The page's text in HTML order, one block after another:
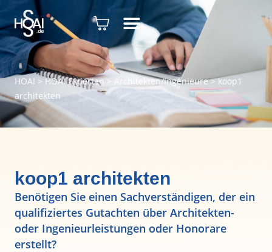
HOAI > HOAI Experten> Architekten/Ingenieure>koop1
architekten
koop1 architekten
Benötigen Sie einen Sachverständigen, der ein
qualifiziertes Gutachten über Architekten-
oder Ingenieurleistungen oder Honorare
erstellt?